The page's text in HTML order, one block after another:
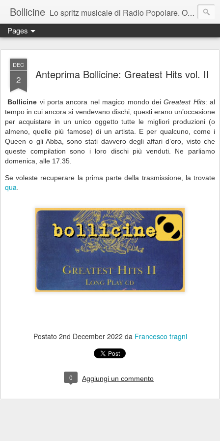
Bollicine Lo spritz musicale di Radio Popolare. Ogni domenica dalle 16.30 alle 17.30
Pages
DEC
2 Anteprima Bollicine: Greatest Hits vol. II
Bollicine vi porta ancora nel magico mondo deiGreatest Hits: al
tempo in cui ancora si vendevano dischi, questi erano un’occasione
per acquistare in un unico oggetto tutte le migliori produzioni (o
almeno, quelle più famose) di un artista. E per qualcuno, come i
Queen o gli Abba, sono stati davvero degli affari d’oro, visto che
queste compilation sono i loro dischi più venduti. Ne parliamo
domenica, alle 17.35.
Se voleste recuperare la prima parte della trasmissione, la trovate
qua
Postato 2nd December 2022 da Francesco tragni
0 Aggiungi un commento